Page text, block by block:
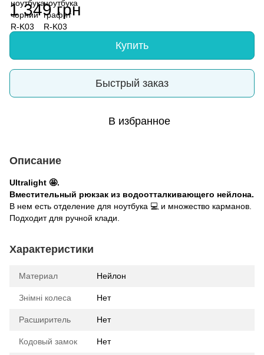
1 349 грн
Купить
Быстрый заказ
В избранное
Описание
Ultralight 🤩.
Вместительный рюкзак из водоотталкивающего нейлона.
В нем есть отделение для ноутбука 💻 и множество карманов.
Подходит для ручной клади.
Характеристики
Материал Нейлон
Знімні колеса Нет
Расширитель Нет
Кодовый замок Нет